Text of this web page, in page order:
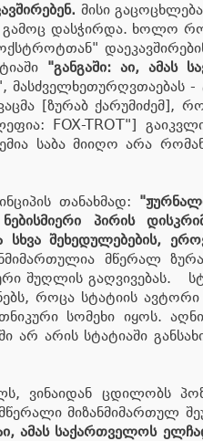
მი­სი
გა­მოც დას­ჭირ­და. ხო­ლო
"განგაში: აი, ამას
[ზურაბ ქარუმიძემ],
FOX-TROT"]
საბა მიიღო არა
თანახმად:
პირის
შეხედულებების,
მწერალ
შუღლის
როცა სტატიის
სომეხი იყოს.
არის სტატიაში
ვინაიდან ცდილობს
მიზანმიმართულ
ამას საქართველოს